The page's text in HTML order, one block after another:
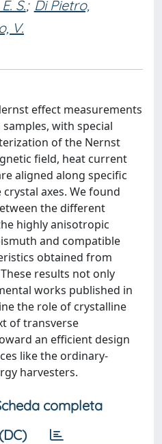
S.; Di Pietro,
V.
effect measurements
with special
of the Nernst
field, heat current
aligned along specific
axes. We found
the different
highly anisotropic
and compatible
obtained from
results not only
works published in
the role of crystalline
of transverse
an efficient design
like the ordinary-
harvesters.
completa